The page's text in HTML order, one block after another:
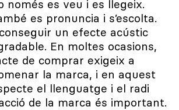
només es veu i es llegeix.
es pronuncia i s’escolta.
un efecte acústic
En moltes ocasions,
de comprar exigeix a​​
la marca, i en aquest
el llenguatge i el radi
de la marca és important.